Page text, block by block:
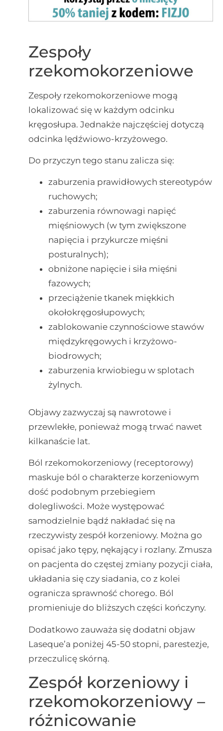
Zespoły
rzekomokorzeniowe
Zespoły rzekomokorzeniowe mogą
lokalizować się w każdym odcinku
kręgosłupa. Jednakże najczęściej dotyczą
odcinka lędźwiowo-krzyżowego.
Do przyczyn tego stanu zalicza się:
zaburzenia prawidłowych stereotypów
ruchowych;
zaburzenia równowagi napięć
mięśniowych (w tym zwiększone
napięcia i przykurcze mięśni
posturalnych);
obniżone napięcie i siła mięśni
fazowych;
przeciążenie tkanek miękkich
okołokręgosłupowych;
zablokowanie czynnościowe stawów
międzykręgowych i krzyżowo-
biodrowych;
zaburzenia krwiobiegu w splotach
żylnych.
Objawy zazwyczaj są nawrotowe i
przewlekłe, ponieważ mogą trwać nawet
kilkanaście lat.
Ból rzekomokorzeniowy (receptorowy)
maskuje ból o charakterze korzeniowym
dość podobnym przebiegiem
dolegliwości. Może występować
samodzielnie bądź nakładać się na
rzeczywisty zespół korzeniowy. Można go
opisać jako tępy, nękający i rozlany. Zmusza
on pacjenta do częstej zmiany pozycji ciała,
układania się czy siadania, co z kolei
ogranicza sprawność chorego. Ból
promieniuje do bliższych części kończyny.
Dodatkowo zauważa się dodatni objaw
Laseque’a poniżej 45-50 stopni, parestezje,
przeczulicę skórną.
Zespół korzeniowy i
rzekomokorzeniowy –
różnicowanie